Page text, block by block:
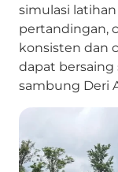
simulasi
pertandingan,
konsisten dan
dapat bersaing
sambung Deri